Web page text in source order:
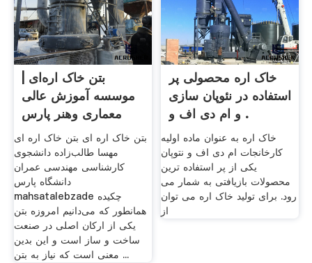
بتن خاک اره‌ای |
موسسه آموزش عالی
معماری وهنر پارس
بتن خاک اره ای بتن خاک اره ای
مهسا طالب‌زاده دانشجوی
کارشناسی مهندسی عمران
دانشگاه پارس
mahsatalebzade چکیده
همانطور که می‌دانیم امروزه بتن
یکی از ارکان اصلی در صنعت
ساخت و ساز است و این بدین
معنی است که نیاز به بتن ...
خاک اره محصولی پر
استفاده در نئوپان سازی
و ام دی اف و .
خاک اره به عنوان ماده اولیه
کارخانجات ام دی اف و نتوپان
یکی از پر استفاده ترین
محصولات بازیافتی به شمار می
رود. برای تولید خاک اره می توان
از